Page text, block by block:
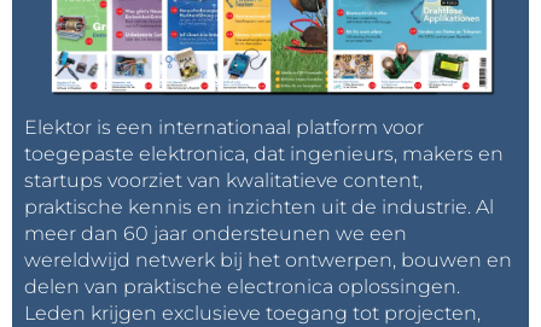
Elektor is een internationaal platform voor
toegepaste elektronica, dat ingenieurs, makers en
startups voorziet van kwalitatieve content,
praktische kennis en inzichten uit de industrie. Al
meer dan 60 jaar ondersteunen we een
wereldwijd netwerk bij het ontwerpen, bouwen en
delen van praktische electronica oplossingen.
Leden krijgen exclusieve toegang tot projecten,